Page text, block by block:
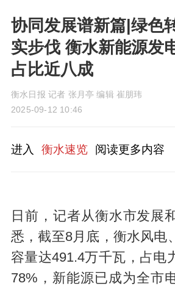
协同发展谱新篇|绿色
实步伐 衡水新能源发
占比近八成
衡水日报 记者 张月亭 编辑 崔朋玮
2025-09-12 10:46
进入 衡水速览 阅读更多内容
日前，记者从衡水市发展
悉，截至8月底，衡水风电
容量达491.4万千瓦，占电
78%，新能源已成为全市